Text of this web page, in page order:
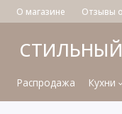
О магазине Отзывы
Распродажа Кухни